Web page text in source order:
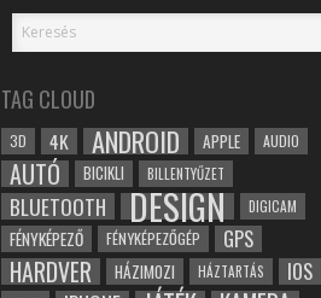
TAG CLOUD
3D 4K ANDROID APPLE AUDIO
AUTÓ BICIKLI BILLENTYŰZET
BLUETOOTH DESIGN DIGICAM
FÉNYKÉPEZŐ FÉNYKÉPEZŐGÉP GPS
HARDVER HÁZIMOZI HÁZTARTÁS IOS